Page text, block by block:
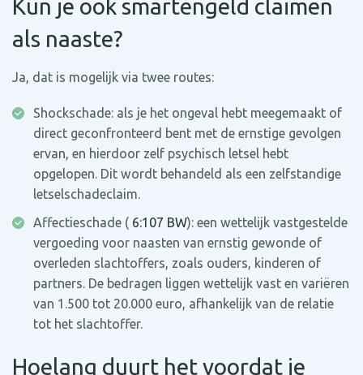
Kun je ook smartengeld claimen
als naaste?
Ja, dat is mogelijk via twee routes:
Shockschade: als je het ongeval hebt meegemaakt of
direct geconfronteerd bent met de ernstige gevolgen
ervan, en hierdoor zelf psychisch letsel hebt
opgelopen. Dit wordt behandeld als een zelfstandige
letselschadeclaim.
Affectieschade ( 6:107 BW): een wettelijk vastgestelde
vergoeding voor naasten van ernstig gewonde of
overleden slachtoffers, zoals ouders, kinderen of
partners. De bedragen liggen wettelijk vast en variëren
van 1.500 tot 20.000 euro, afhankelijk van de relatie
tot het slachtoffer.
Hoelang duurt het voordat je